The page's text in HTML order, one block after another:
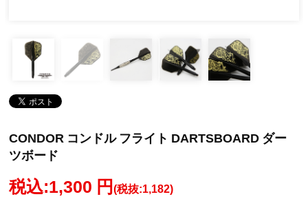
CONDOR コンドル フライト DARTSBOARD ダー
ツボード
税込:1,300 円(税抜:1,182)